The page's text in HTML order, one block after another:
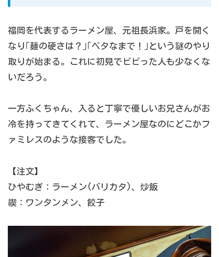
福岡を代表するラーメン屋、元祖長浜家。戸を開く
なり｢麺の硬さは？｣｢ベタなまで！｣という謎のやり
取りが始まる。これに初見でビビった人も少なくな
いだろう。
一方ふくちゃん、入ると丁寧で優しいお兄さんがお
冷を持ってきてくれて、ラーメン屋なのにどこかフ
ァミレスのような接客でした。
【注文】
ひやむぎ：ラーメン(バリカタ)、炒飯
禊：ワンタンメン、餃子